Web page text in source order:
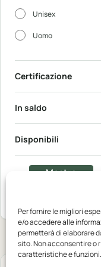
Per fornire le migliori
e/o accedere alle
permetterà di elaborare
sito. Non acconsentire o
caratteristiche e funzioni.
Unisex
Uomo
Certificazione
In saldo
Disponibili
Mostra